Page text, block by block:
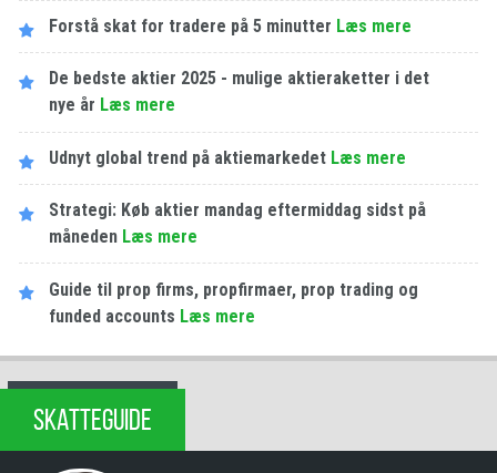
Forstå skat for tradere på 5 minutter Læs mere
De bedste aktier 2025 - mulige aktieraketter i det
nye år Læs mere
Udnyt global trend på aktiemarkedet Læs mere
Strategi: Køb aktier mandag eftermiddag sidst på
måneden Læs mere
Guide til prop firms, propfirmaer, prop trading og
funded accounts Læs mere
SKATTEGUIDE